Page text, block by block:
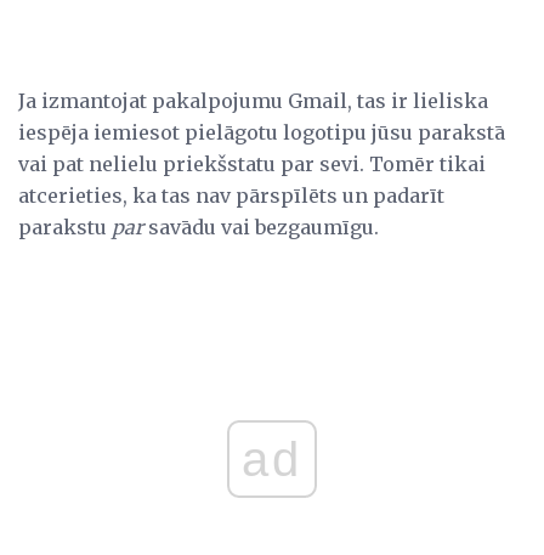
Ja izmantojat pakalpojumu Gmail, tas ir lieliska
iespēja iemiesot pielāgotu logotipu jūsu parakstā
vai pat nelielu priekšstatu par sevi. Tomēr tikai
atcerieties, ka tas nav pārspīlēts un padarīt
parakstu parsavādu vai bezgaumīgu.
ad